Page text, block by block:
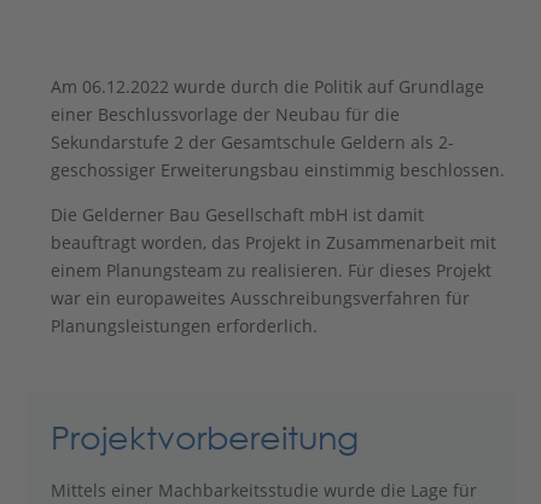
Am 06.12.2022 wurde durch die Politik auf Grundlage
einer Beschlussvorlage der Neubau für die
Sekundarstufe 2 der Gesamtschule Geldern als 2-
geschossiger Erweiterungsbau einstimmig beschlossen.
Die Gelderner Bau Gesellschaft mbH ist damit
beauftragt worden, das Projekt in Zusammenarbeit mit
einem Planungsteam zu realisieren. Für dieses Projekt
war ein europaweites Ausschreibungsverfahren für
Planungsleistungen erforderlich.
Projektvorbereitung
Mittels einer Machbarkeitsstudie wurde die Lage für